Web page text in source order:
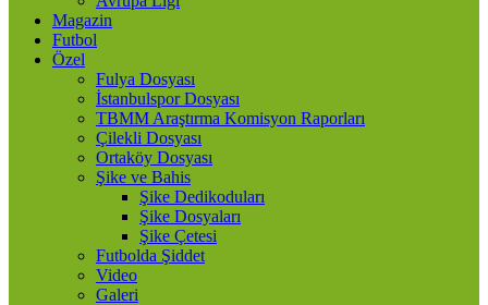
Magazin
Futbol
Özel
Fulya Dosyası
İstanbulspor Dosyası
TBMM Araştırma Komisyon Raporları
Çilekli Dosyası
Ortaköy Dosyası
Şike ve Bahis
Şike Dedikoduları
Şike Dosyaları
Şike Çetesi
Futbolda Şiddet
Video
Galeri